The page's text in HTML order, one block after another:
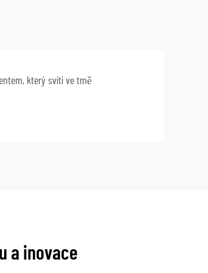
který svítí ve tmě
a inovace